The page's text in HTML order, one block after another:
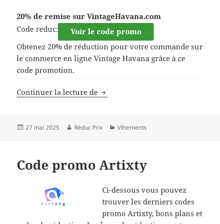
20% de remise sur VintageHavana.com
Code reduc:
Voir le code promo
Obtenez 20% de réduction pour votre commande sur
le commerce en ligne Vintage Havana grâce à ce
code promotion.
Continuer la lecture de Code promo Vintage Havana
Publié
27 mai 2025 Auteur
Réduc Prix Catégories
Vêtements
Code promo Artixty
Ci-dessous vous pouvez
trouver les derniers codes
promo Artixty, bons plans et